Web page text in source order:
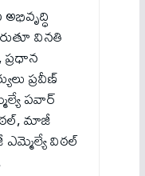
వినతి
ప్రవీణ్
పవార్
మాజీ
విఠల్